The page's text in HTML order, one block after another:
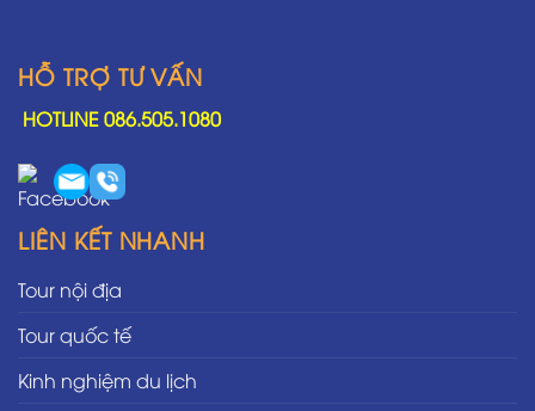
HỖ TRỢ TƯ VẤN
HOTLINE 086.505.1080
LIÊN KẾT NHANH
Tour nội địa
Tour quốc tế
Kinh nghiệm du lịch